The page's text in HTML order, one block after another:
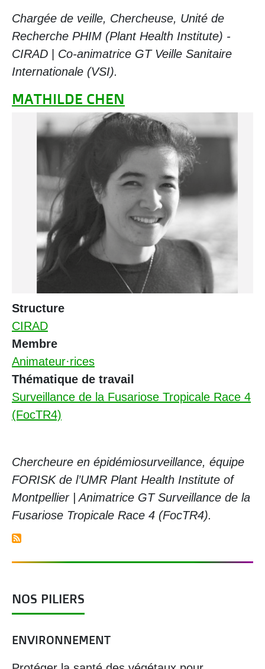
Chargée de veille, Chercheuse, Unité de
Recherche PHIM (Plant Health Institute) -
CIRAD
Co-animatrice GT Veille Sanitaire
Internationale (VSI).
MATHILDE CHEN
Structure
CIRAD
Membre
Animateur·rices
Thématique de travail
Surveillance de la Fusariose Tropicale Race 4
(FocTR4)
Chercheure en épidémiosurveillance, équipe
FORISK de l’UMR Plant Health Institute of
Montpellier | Animatrice GT Surveillance de la
Fusariose Tropicale Race 4 (FocTR4).
NOS PILIERS
ENVIRONNEMENT